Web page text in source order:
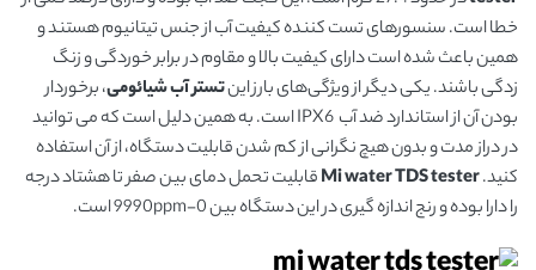
خطا است. سنسور‌های تست کننده کیفیت آب از جنس تیتانیوم هستند و
همین باعث شده است دارای کیفیت بالا و مقاوم در برابر خوردگی و زنگ
زدگی باشند. یکی دیگر از ویژگی‌های بارز اینتستر آبشیائومی، برخوردار
بودن آن از استاندارد ضد آب IPX6 است. به همین دلیل است که می توانید
در دراز مدت و بدون هیچ نگرانی از کم شدن قابلیت دستگاه، از آن استفاده
کنید.Mi water TDS testerقابلیت تحمل دمای بین صفر تا هشتاد درجه
را دارا بوده و رنج اندازه گیری در این دستگاه بین 0-9990ppm است.